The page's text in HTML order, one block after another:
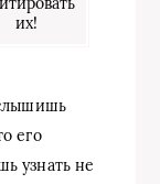
их!
его
узнать не